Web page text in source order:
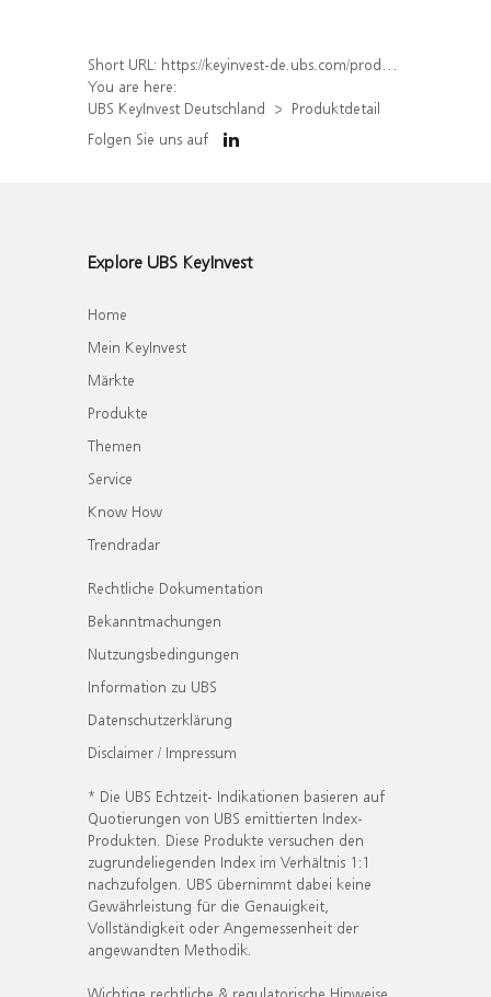
Short URL: https://keyinvest-de.ubs.com/produkt/detail/index/isin/DE000WA8UPQ6
You are here:
UBS KeyInvest Deutschland
Produktdetail
Folgen Sie uns auf
Explore UBS KeyInvest
Home
Mein KeyInvest
Märkte
Produkte
Themen
Service
Know How
Trendradar
Rechtliche Dokumentation
Bekanntmachungen
Nutzungsbedingungen
Information zu UBS
Datenschutzerklärung
Disclaimer / Impressum
* Die UBS Echtzeit- Indikationen basieren auf
Quotierungen von UBS emittierten Index-
Produkten. Diese Produkte versuchen den
zugrundeliegenden Index im Verhältnis 1:1
nachzufolgen. UBS übernimmt dabei keine
Gewährleistung für die Genauigkeit,
Vollständigkeit oder Angemessenheit der
angewandten Methodik.